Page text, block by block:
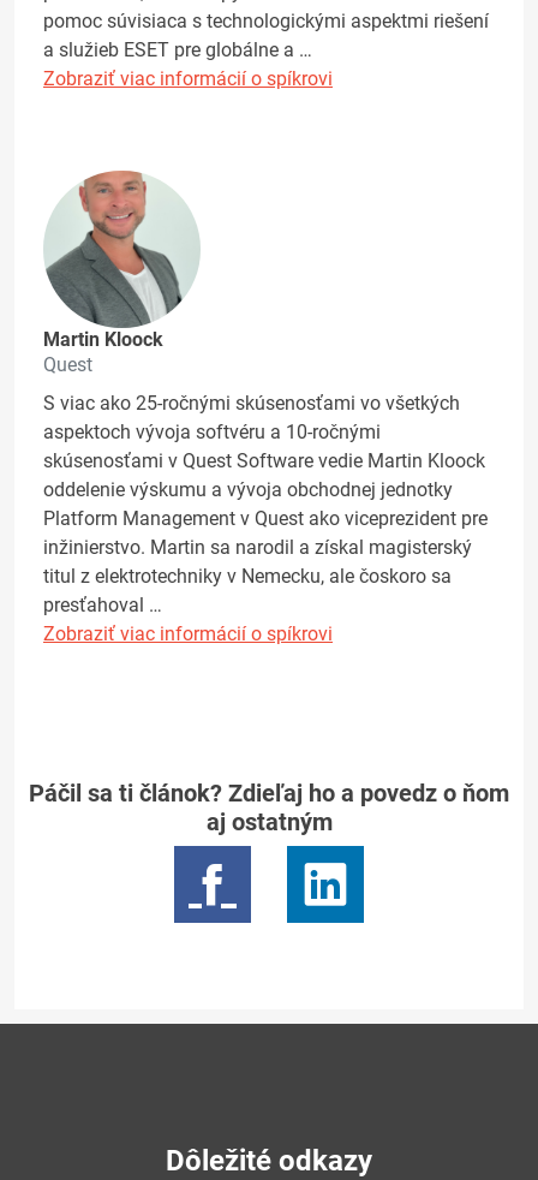
pomoc súvisiaca s technologickými aspektmi riešení
a služieb ESET pre globálne a …
Zobraziť viac informácií o spíkrovi
Martin Kloock
Quest
S viac ako 25-ročnými skúsenosťami vo všetkých
aspektoch vývoja softvéru a 10-ročnými
skúsenosťami v Quest Software vedie Martin Kloock
oddelenie výskumu a vývoja obchodnej jednotky
Platform Management v Quest ako viceprezident pre
inžinierstvo. Martin sa narodil a získal magisterský
titul z elektrotechniky v Nemecku, ale čoskoro sa
presťahoval …
Zobraziť viac informácií o spíkrovi
Páčil sa ti článok? Zdieľaj ho a povedz o ňom
aj ostatným
Dôležité odkazy